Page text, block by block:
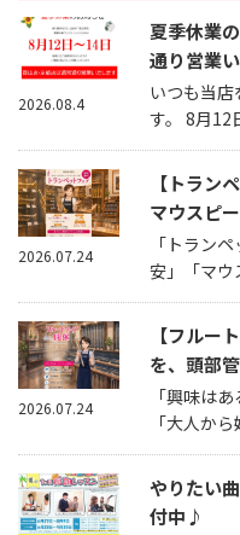
夏季休業
通り営業
いつも当
す。 8月12
2026.08.4
【トラン
マウスピ
「トラン
安」「マウ
2026.07.24
【フルー
を、頭部
「興味は
「大人か
2026.07.24
やりたい
付中♪